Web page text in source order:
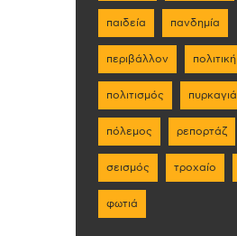
παιδεία πανδημία
περιβάλλον πολιτική
πολιτισμός πυρκαγιά
πόλεμος ρεπορτάζ
σεισμός τροχαίο
φωτιά